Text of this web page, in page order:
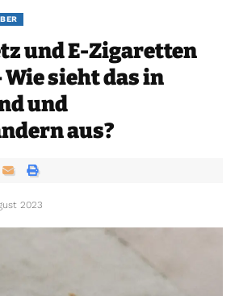
und E-Zigaretten
Wie sieht das in
und
aus?
2023